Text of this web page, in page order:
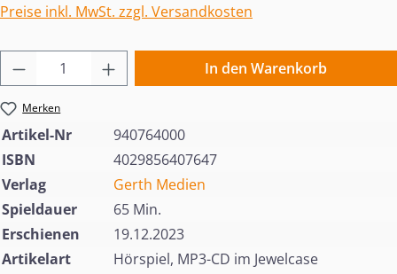
Preise inkl. MwSt. zzgl. Versandkosten
Produkt Anzahl: Gib den gewünschten
In den Warenkorb
Merken
Artikel-Nr
940764000
ISBN
4029856407647
Verlag
Gerth Medien
Spieldauer
65 Min.
Erschienen
19.12.2023
Artikelart
Hörspiel, MP3-CD im Jewelcase